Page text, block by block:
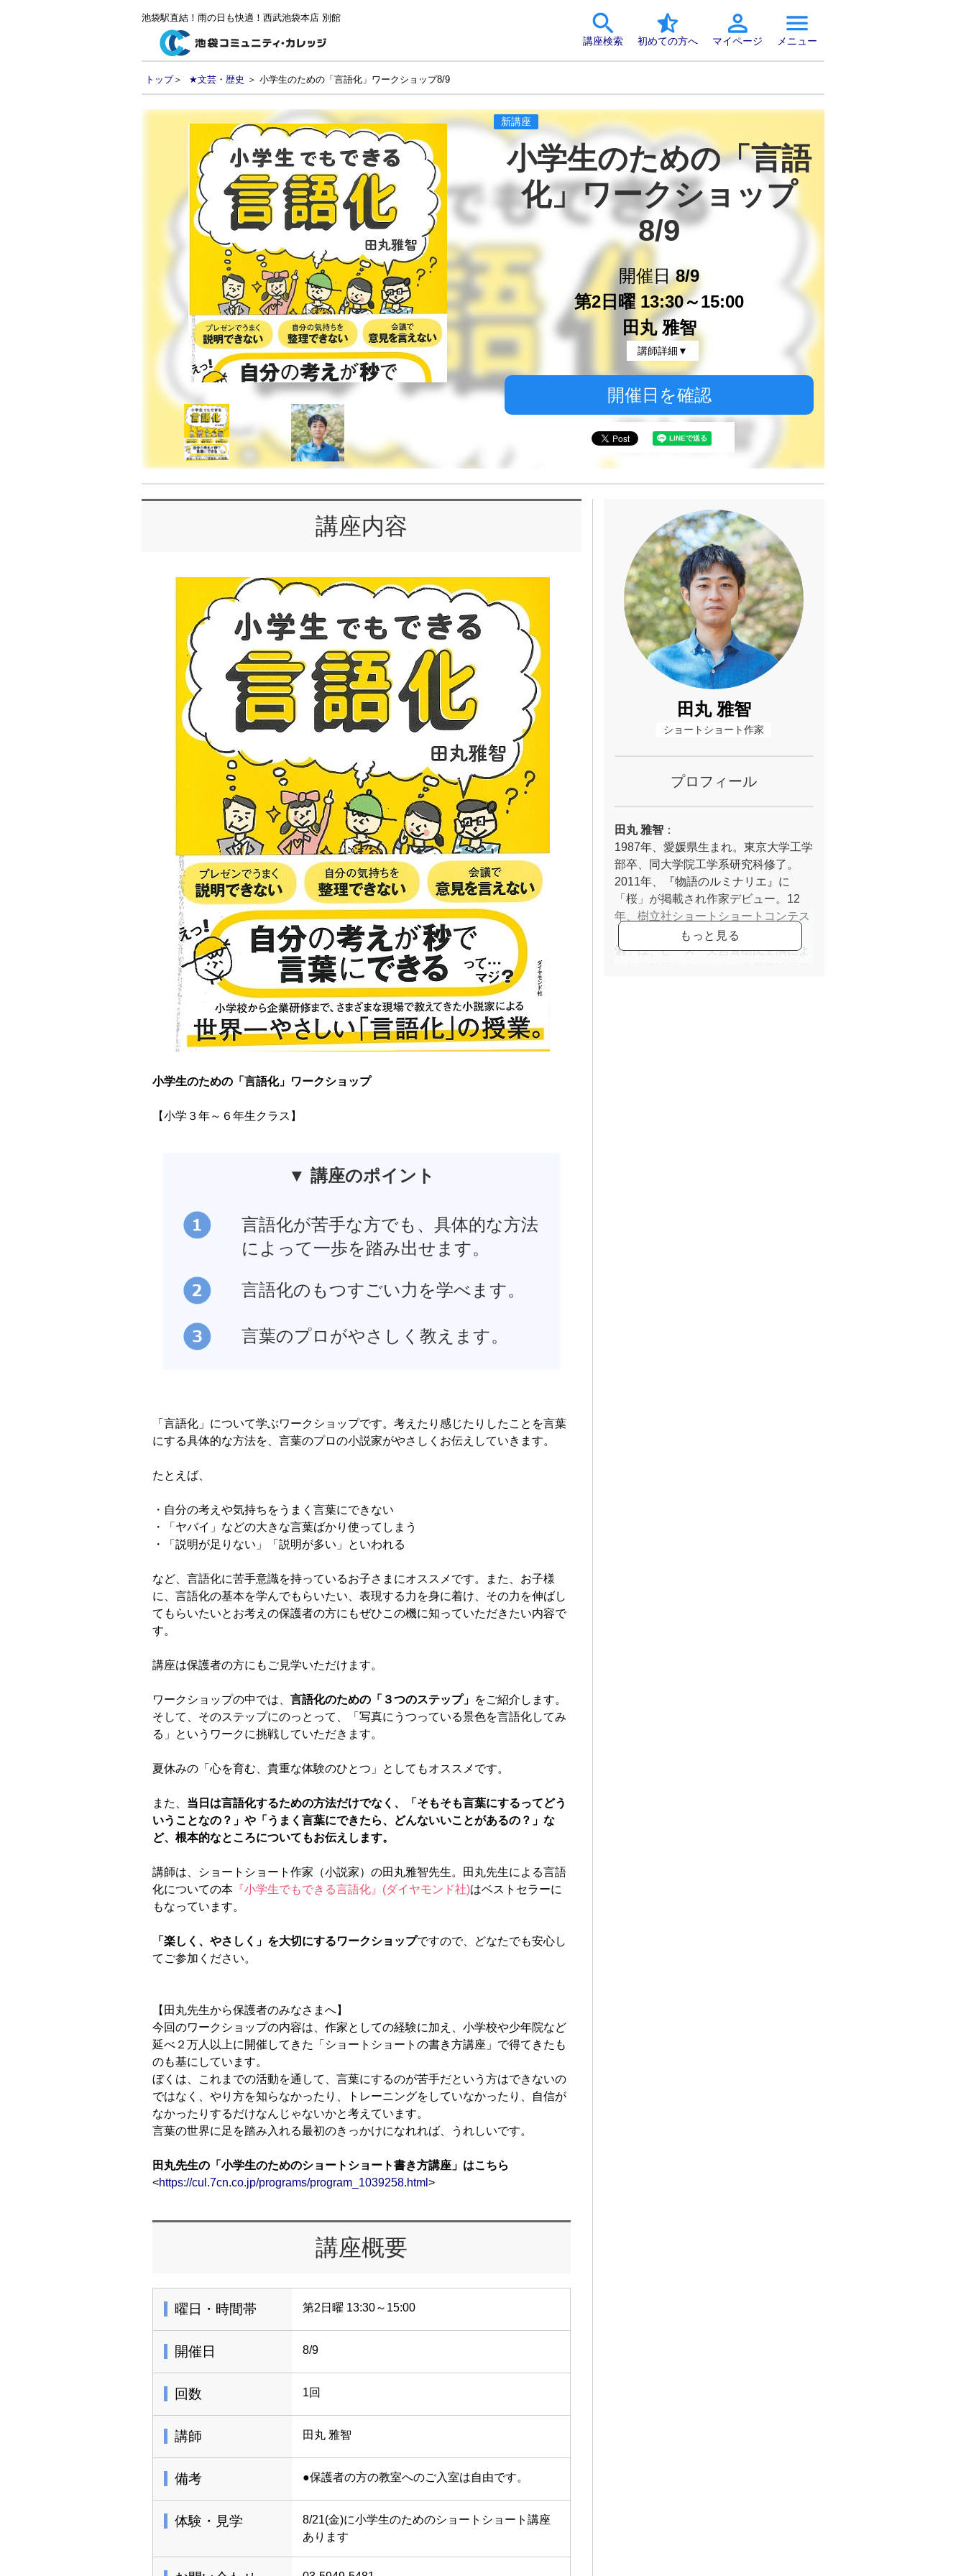
池袋駅直結！雨の日も快適！西武池袋本店 別館
講座検索 初めての方へ マイページ メニュー
トップ＞ ★文芸・歴史 ＞ 小学生のための「言語化」ワークショップ8/9
新講座
小学生のための「言語
化」ワークショップ
8/9
開催日8/9
第2日曜 13:30～15:00
田丸 雅智
講師詳細▼
開催日を確認
講座内容
小学生のための「言語化」ワークショップ
【小学３年～６年生クラス】
▼ 講座のポイント
言語化が苦手な方でも、具体的な方法
によって一歩を踏み出せます。
言語化のもつすごい力を学べます。
言葉のプロがやさしく教えます。
「言語化」について学ぶワークショップです。考えたり感じたりしたことを言葉
にする具体的な方法を、言葉のプロの小説家がやさしくお伝えしていきます。
たとえば、
・自分の考えや気持ちをうまく言葉にできない
・「ヤバイ」などの大きな言葉ばかり使ってしまう
・「説明が足りない」「説明が多い」といわれる
など、言語化に苦手意識を持っているお子さまにオススメです。また、お子様
に、言語化の基本を学んでもらいたい、表現する力を身に着け、その力を伸ばし
てもらいたいとお考えの保護者の方にもぜひこの機に知っていただきたい内容で
す。
講座は保護者の方にもご見学いただけます。
ワークショップの中では、 言語化のための「３つのステップ」 をご紹介します。
そして、そのステップにのっとって、「写真にうつっている景色を言語化してみ
る」というワークに挑戦していただきます。
夏休みの「心を育む、貴重な体験のひとつ」としてもオススメです。
また、 当日は言語化するための方法だけでなく、「そもそも言葉にするってどう
いうことなの？」や「うまく言葉にできたら、どんないいことがあるの？」な
ど、根本的なところについてもお伝えします。
講師は、ショートショート作家（小説家）の田丸雅智先生。田丸先生による言語
化についての本 『小学生でもできる言語化』(ダイヤモンド社)はベストセラーに
もなっています。
「楽しく、やさしく」を大切にするワークショップですので、どなたでも安心し
てご参加ください。
【田丸先生から保護者のみなさまへ】
今回のワークショップの内容は、作家としての経験に加え、小学校や少年院など
延べ２万人以上に開催してきた「ショートショートの書き方講座」で得てきたも
のも基にしています。
ぼくは、これまでの活動を通して、言葉にするのが苦手だという方はできないの
ではなく、やり方を知らなかったり、トレーニングをしていなかったり、自信が
なかったりするだけなんじゃないかと考えています。
言葉の世界に足を踏み入れる最初のきっかけになれれば、うれしいです。
田丸先生の「小学生のためのショートショート書き方講座」はこちら
<https://cul.7cn.co.jp/programs/program_1039258.html >
講座概要
曜日・時間帯 第2日曜 13:30～15:00
開催日 8/9
回数 1回
講師 田丸 雅智
備考 ●保護者の方の教室へのご入室は自由です。
体験・見学
8/21(金)に小学生のためのショートショート講座
あります
田丸 雅智
ショートショート作家
プロフィール
田丸 雅智 ：
1987年、愛媛県生まれ。東京大学工学
部卒、同大学院工学系研究科修了。
2011年、『物語のルミナリエ』に
「桜」が掲載され作家デビュー。12
年、樹立社ショートショートコンテス
トで「海酒」が最優秀賞受賞。「海
酒」は、ピース・又吉直樹氏主演によ